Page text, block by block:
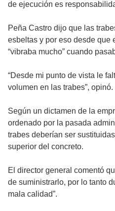
de ejecución es
Peña Castro dijo que las
esbeltas y por eso desde que
“vibraba mucho” cuando
“Desde mi punto de vista le
volumen en las trabes”, opinó.
Según un dictamen de la
ordenado por la pasada
trabes deberían ser
superior del concreto.
El director general comentó
de suministrarlo, por lo tanto
mala calidad”.